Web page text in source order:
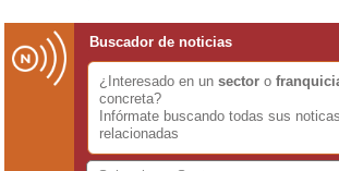
Buscador de noticias
¿Interesado en un sector o
concreta?
Infórmate buscando todas sus noticas
relacionadas